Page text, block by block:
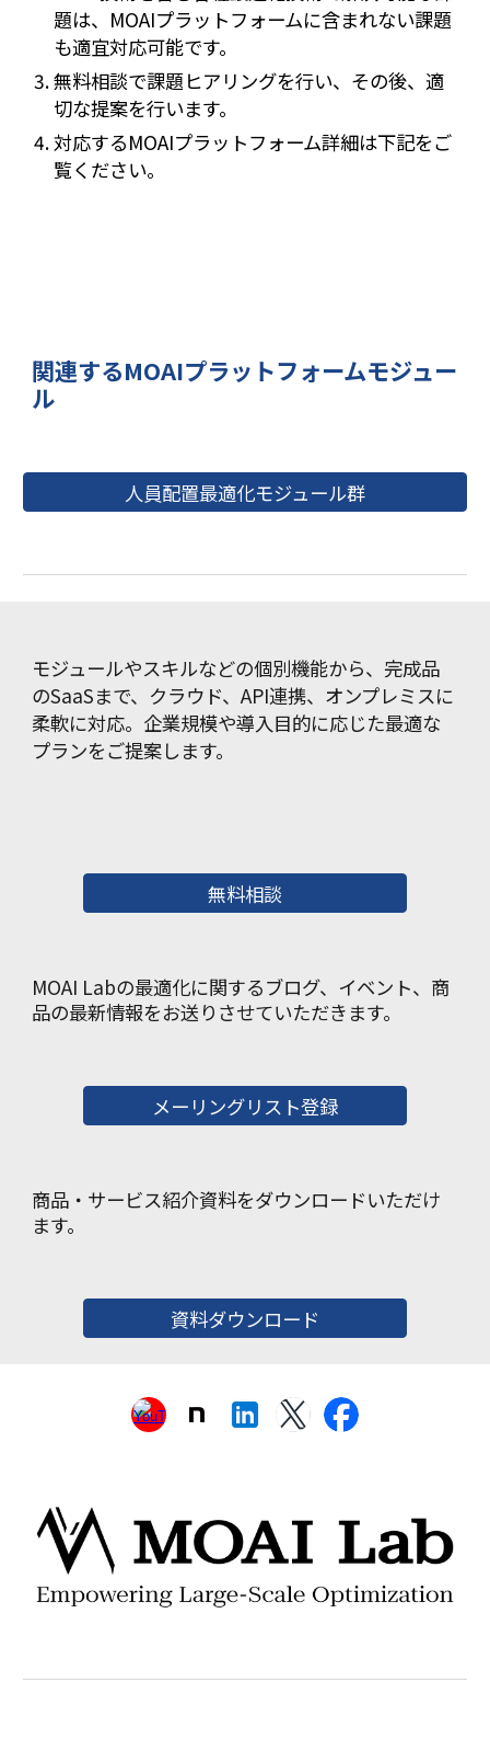
題は、MOAIプラットフォームに含まれない課題
も適宜対応可能です。
無料相談で課題ヒアリングを行い、その後、適
切な提案を行います。
対応するMOAIプラットフォーム詳細は下記をご
覧ください。
関連するMOAIプラットフォームモジュー
ル
人員配置最適化モジュール群
モジュールやスキルなどの個別機能から、完成品
のSaaSまで、クラウド、API連携、オンプレミスに
柔軟に対応。企業規模や導入目的に応じた最適な
プランをご提案します。
無料相談
MOAI Labの最適化に関するブログ、イベント、商
品の最新情報をお送りさせていただきます。
メーリングリスト登録
商品・サービス紹介資料をダウンロードいただけ
ます。
資料ダウンロード